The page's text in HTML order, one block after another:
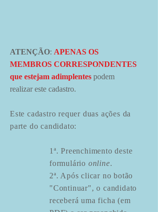
ATENÇÃO: APENAS OS
MEMBROS CORRESPONDENTES
que estejam adimplentes podem
realizar este cadastro.
Este cadastro requer duas ações da
parte do candidato:
1ª. Preenchimento deste
formulário online.
2ª. Após clicar no botão
"Continuar", o candidato
receberá uma ficha (em